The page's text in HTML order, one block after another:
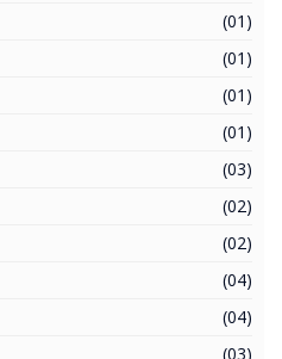
(01)
(01)
(01)
(01)
(03)
(02)
(02)
(04)
(04)
(03)